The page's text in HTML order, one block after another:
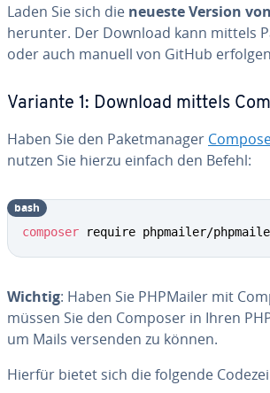
Laden Sie sich die neueste Version
herunter. Der Download kann mittels
oder auch manuell von GitHub
Variante 1: Download mittels
Haben Sie den Pa­ket­ma­na­ger
nutzen Sie hierzu einfach den Befehl:
composer require phpmailer/
bash
Wichtig: Haben Sie PHPMailer mit
müssen Sie den Composer in Ihren
um Mails versenden zu können.
Hierfür bietet sich die folgende